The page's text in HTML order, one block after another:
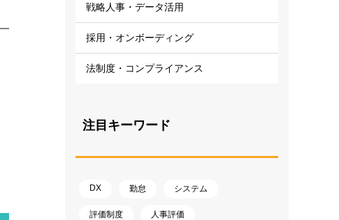
戦略人事・データ活用
採用・オンボーディング
法制度・コンプライアンス
注目キーワード
DX 勤怠 システム
評価制度 人事評価